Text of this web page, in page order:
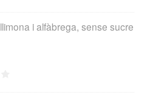
i alfàbrega, sense sucre